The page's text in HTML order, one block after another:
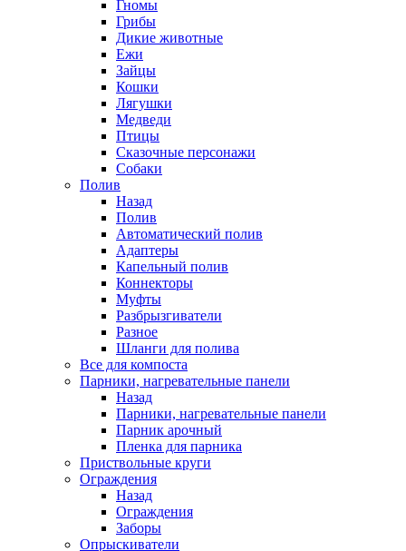
Гномы
Грибы
Дикие животные
Ежи
Зайцы
Кошки
Лягушки
Медведи
Птицы
Сказочные персонажи
Собаки
Полив
Назад
Полив
Автоматический полив
Адаптеры
Капельный полив
Коннекторы
Муфты
Разбрызгиватели
Разное
Шланги для полива
Все для компоста
Парники, нагревательные панели
Назад
Парники, нагревательные панели
Парник арочный
Пленка для парника
Приствольные круги
Ограждения
Назад
Ограждения
Заборы
Опрыскиватели